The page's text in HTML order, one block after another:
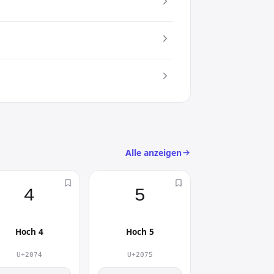
Es lockert Texte auf, lenkt den
Alle anzeigen
⁴︎
Hoch 4
U+2074
⁵︎
Hoch 5
U+2075